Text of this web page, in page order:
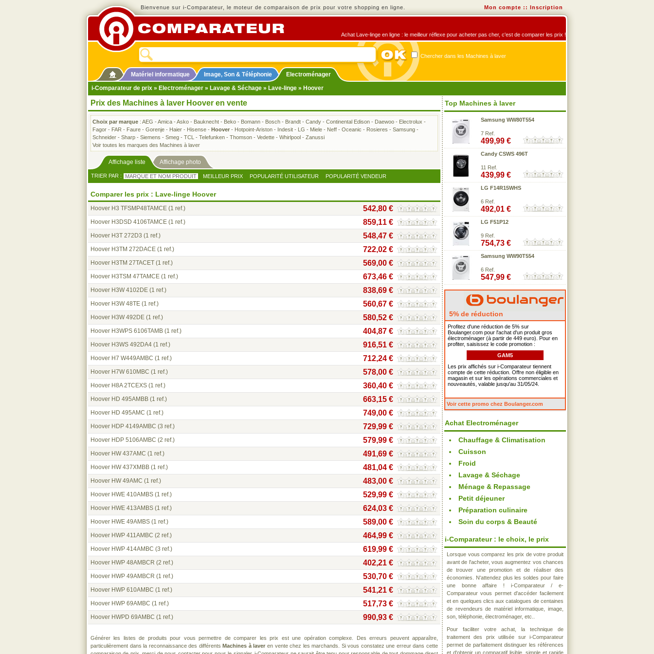
Bienvenue sur i-Comparateur, le moteur de comparaison de prix pour votre shopping en ligne. Mon compte :: Inscription
Achat Lave-linge en ligne : le meilleur réflexe pour acheter pas cher, c'est de comparer les prix !
Chercher dans les Machines à laver
Matériel informatique Image, Son & Téléphonie
Electroménager
i-Comparateur de prix » Electroménager » Lavage & Séchage » Lave-linge » Hoover
Prix des Machines à laver Hoover en vente
Choix par marque : AEG -Amica -Asko - Bauknecht - Beko - Bomann - Bosch - Brandt - Candy - Continental Edison - Daewoo - Electrolux -
Fagor - FAR - Faure - Gorenje - Haier - Hisense - Hoover - Hotpoint-Ariston - Indesit - LG - Miele - Neff - Oceanic - Rosieres - Samsung -
Schneider - Sharp - Siemens - Smeg - TCL - Telefunken - Thomson - Vedette - Whirlpool - Zanussi
Voir toutes les marques des Machines à laver
Affichage liste Affichage photo
TRIER PAR : MARQUE ET NOM PRODUIT MEILLEUR PRIX POPULARITÉ UTILISATEUR POPULARITÉ VENDEUR
Comparer les prix : Lave-linge Hoover
Hoover H3 TFSMP48TAMCE (1 ref.) 542,80 €
Hoover H3DSD 4106TAMCE (1 ref.) 859,11 €
Hoover H3T 272D3 (1 ref.) 548,47 €
Hoover H3TM 272DACE (1 ref.) 722,02 €
Hoover H3TM 27TACET (1 ref.) 569,00 €
Hoover H3TSM 47TAMCE (1 ref.) 673,46 €
Hoover H3W 4102DE (1 ref.) 838,69 €
Hoover H3W 48TE (1 ref.) 560,67 €
Hoover H3W 492DE (1 ref.) 580,52 €
Hoover H3WPS 6106TAMB (1 ref.) 404,87 €
Hoover H3WS 492DA4 (1 ref.) 916,51 €
Hoover H7 W449AMBC (1 ref.) 712,24 €
Hoover H7W 610MBC (1 ref.) 578,00 €
Hoover H8A 2TCEXS (1 ref.) 360,40 €
Hoover HD 495AMBB (1 ref.) 663,15 €
Hoover HD 495AMC (1 ref.) 749,00 €
Hoover HDP 4149AMBC (3 ref.) 729,99 €
Hoover HDP 5106AMBC (2 ref.) 579,99 €
Hoover HW 437AMC (1 ref.) 491,69 €
Hoover HW 437XMBB (1 ref.) 481,04 €
Hoover HW 49AMC (1 ref.) 483,00 €
Hoover HWE 410AMBS (1 ref.) 529,99 €
Hoover HWE 413AMBS (1 ref.) 624,03 €
Hoover HWE 49AMBS (1 ref.) 589,00 €
Hoover HWP 411AMBC (2 ref.) 464,99 €
Hoover HWP 414AMBC (3 ref.) 619,99 €
Hoover HWP 48AMBCR (2 ref.) 402,21 €
Hoover HWP 49AMBCR (1 ref.) 530,70 €
Hoover HWP 610AMBC (1 ref.) 541,21 €
Hoover HWP 69AMBC (1 ref.) 517,73 €
Hoover HWPD 69AMBC (1 ref.) 990,93 €
Générer les listes de produits pour vous permettre de comparer les prix est une opération complexe. Des erreurs peuvent apparaître,
particulièrement dans la reconnaissance des différentsMachines à laver en vente chez les marchands. Si vous constatez une erreur dans cette
Top Machines à laver
Samsung WW80T554
7 Ref.
499,99 €
Candy CSWS 496T
11 Ref.
439,99 €
LG F14R15WHS
6 Ref.
492,01 €
LG F51P12
9 Ref.
754,73 €
Samsung WW90T554
6 Ref.
547,99 €
5% de réduction
Profitez d'une réduction de 5% sur
Boulanger.com pour l'achat d'un produit gros
électroménager (à partir de 449 euro). Pour en
profiter, saisissez le code promotion :
GAM5
Les prix affichés sur i-Comparateur tiennent
compte de cette réduction. Offre non éligible en
magasin et sur les opérations commerciales et
nouveautés, valable jusqu'au 31/05/24.
Voir cette promo chez Boulanger.com
Achat Electroménager
Chauffage & Climatisation
Cuisson
Froid
Lavage & Séchage
Ménage & Repassage
Petit déjeuner
Préparation culinaire
Soin du corps & Beauté
i-Comparateur : le choix, le prix
Lorsque vous comparez les prix de votre produit
avant de l'acheter, vous augmentez vos chances
de trouver une promotion et de réaliser des
économies. N'attendez plus les soldes pour faire
une bonne affaire ! i-Comparateur / e-
Comparateur vous permet d'accéder facilement
et en quelques clics aux catalogues de centaines
de revendeurs de matériel informatique, image,
son, téléphonie, électroménager, etc..
Pour faciliter votre achat, la technique de
traitement des prix utilisée sur i-Comparateur
permet de parfaitement distinguer les références
et d'obtenir un comparatif lisible, simple et rapide